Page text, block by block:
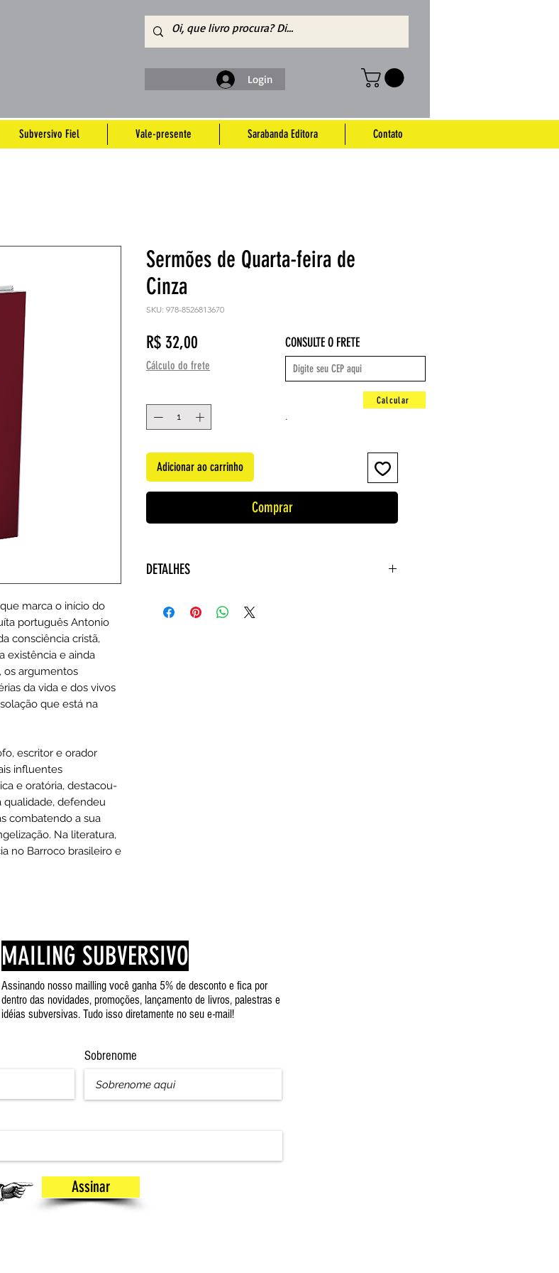
Login
Subversivo Fiel Vale-presente Sarabanda Editora Contato
marca o início do
português Antonio
consciência cristã,
existência e ainda
os argumentos
da vida e dos vivos
que está na
escritor e orador
influentes
e oratória, destacou-
qualidade, defendeu
combatendo a sua
Na literatura,
no Barroco brasileiro e
Sermões de Quarta-feira de
Cinza
SKU: 978-8526813670
R$ 32,00
Cálculo do frete
Adicionar ao carrinho
Comprar
DETALHES
Editora: ‎Editora da Unicamp
CONSULTE O FRETE
Calcular
.
MAILING SUBVERSIVO
Assinando nosso mailling você ganha 5% de desconto e fica por
dentro das novidades, promoções, lançamento de livros, palestras e
idéias subversivas. Tudo isso diretamente no seu e-mail!
Sobrenome
Assinar